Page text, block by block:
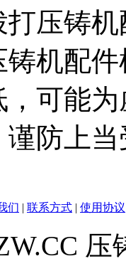
压铸
机配
可能
防上
们 | 联系方式 | 使用协议
压